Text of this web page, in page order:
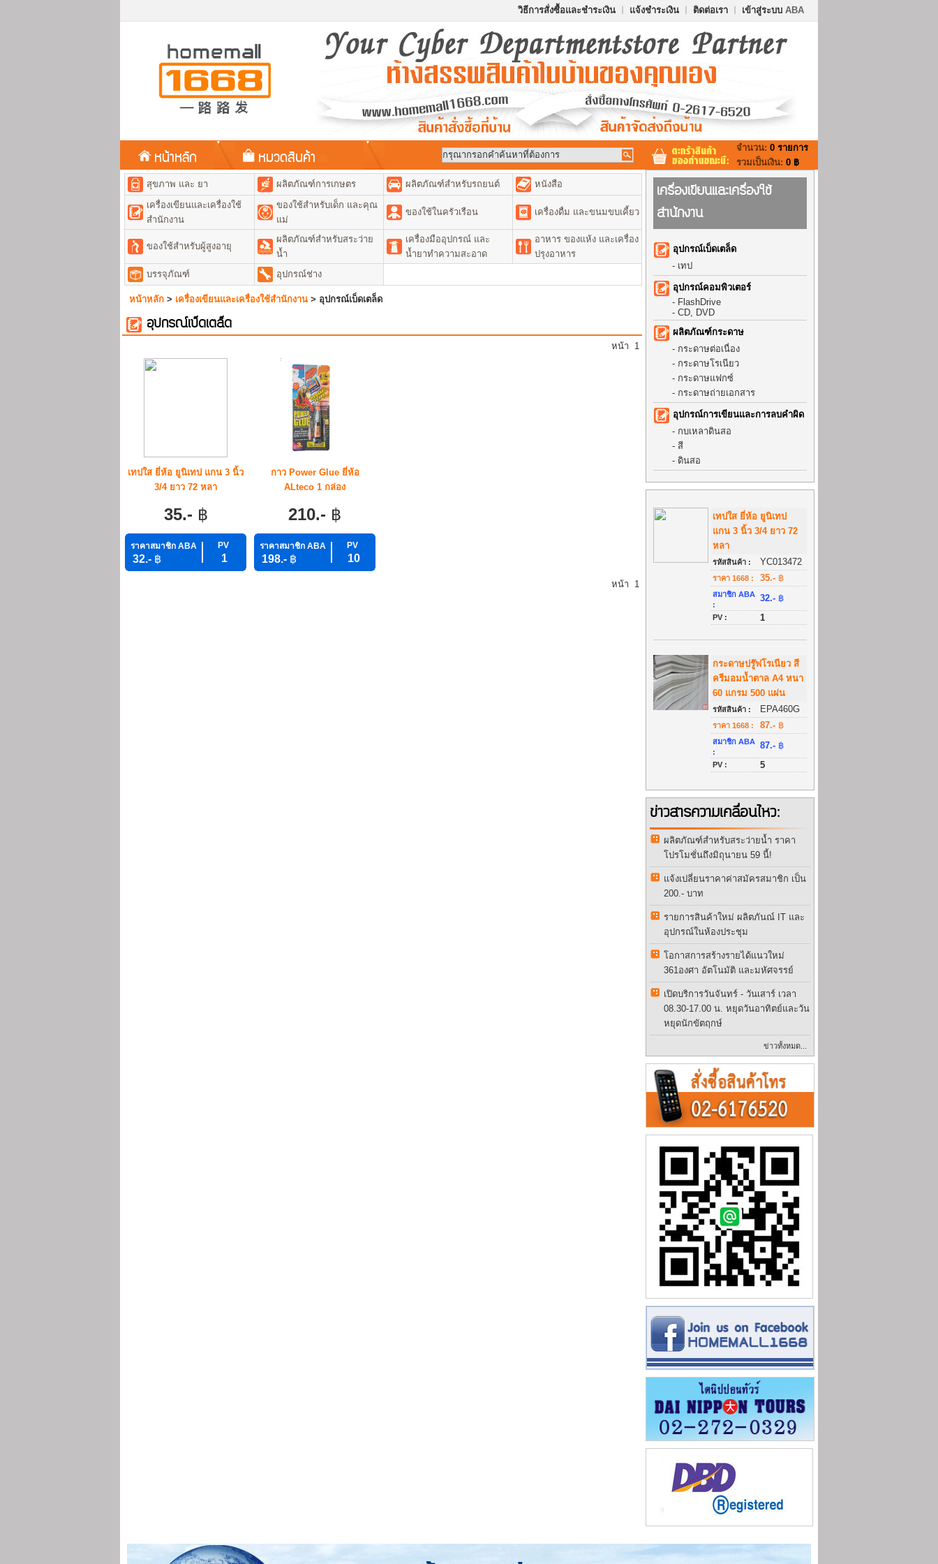
วิธีการสั่งซื้อและชำระเงิน แจ้งชำระเงิน ติดต่อเรา เข้าสู่ระบบ ABA
หน้าหลัก หมวดสินค้า จำนวน: 0 รายการ
รวมเป็นเงิน: 0 ฿
สุขภาพ และ ยา ผลิตภัณฑ์การเกษตร ผลิตภัณฑ์สำหรับรถยนต์
หนังสือ
เครื่องเขียนและเครื่องใช้
สำนักงาน
ของใช้สำหรับเด็ก และคุณ
แม่
ของใช้ในครัวเรือน เครื่องดื่ม และขนมขบเคี้ยว
ของใช้สำหรับผู้สูงอายุ
ผลิตภัณฑ์สำหรับสระว่าย
น้ำ
เครื่องมืออุปกรณ์ และ
น้ำยาทำความสะอาด
อาหาร ของแห้ง และเครื่อง
ปรุงอาหาร
บรรจุภัณฑ์
อุปกรณ์ช่าง
หน้าหลัก > เครื่องเขียนและเครื่องใช้สำนักงาน > อุปกรณ์เบ็ดเตล็ด
อุปกรณ์เบ็ดเตล็ด
หน้า 1
เทปใส ยี่ห้อ ยูนิเทป แกน 3 นิ้ว
3/4 ยาว 72 หลา
35.- ฿
ราคาสมาชิก ABA PV
32.- ฿ 1
กาว Power Glue ยี่ห้อ
ALteco 1 กล่อง
210.- ฿
ราคาสมาชิก ABA PV
198.- ฿ 10
หน้า 1
เครื่องเขียนและเครื่องใช้
สำนักงาน
อุปกรณ์เบ็ดเตล็ด
- เทป
อุปกรณ์คอมพิวเตอร์
- FlashDrive
- CD, DVD
ผลิตภัณฑ์กระดาษ
- กระดาษต่อเนื่อง
- กระดาษโรเนียว
- กระดาษแฟกซ์
- กระดาษถ่ายเอกสาร
อุปกรณ์การเขียนและการลบคำผิด
- กบเหลาดินสอ
- สี
- ดินสอ
เทปใส ยี่ห้อ ยูนิเทป
แกน 3 นิ้ว 3/4 ยาว 72
หลา
รหัสสินค้า : YC013472
ราคา 1668 : 35.- ฿
สมาชิก ABA
:
32.- ฿
PV : 1
กระดาษปรู๊ฟโรเนียว สี
ครีมอมน้ำตาล A4 หนา
60 แกรม 500 แผ่น
รหัสสินค้า : EPA460G
ราคา 1668 : 87.- ฿
สมาชิก ABA
:
87.- ฿
PV : 5
ข่าวสารความเคลื่อนไหว:
ผลิตภัณฑ์สำหรับสระว่ายน้ำ ราคา
โปรโมชั่นถึงมิถุนายน 59 นี้!
แจ้งเปลี่ยนราคาค่าสมัครสมาชิก เป็น
200.- บาท
รายการสินค้าใหม่ ผลิตภันณ์ IT และ
อุปกรณ์ในห้องประชุม
โอกาสการสร้างรายได้แนวใหม่
361องศา อัตโนมัติ และมหัศจรรย์
เปิดบริการวันจันทร์ - วันเสาร์ เวลา
08.30-17.00 น. หยุดวันอาทิตย์และวัน
หยุดนักขัตฤกษ์
ข่าวทั้งหมด...